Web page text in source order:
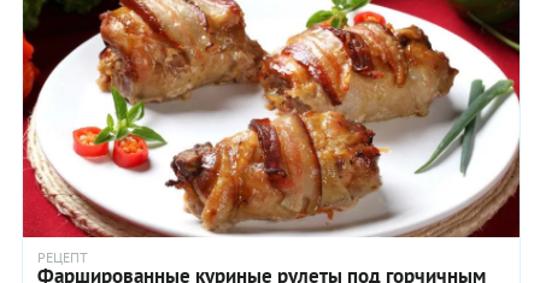
РЕЦЕПТ
Фаршированные куриные рулеты под горчичным